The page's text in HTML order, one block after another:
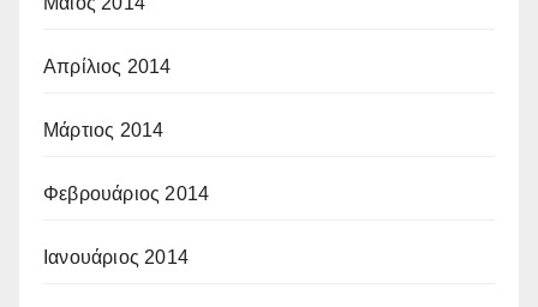
Απρίλιος 2014
Μάρτιος 2014
Φεβρουάριος 2014
Ιανουάριος 2014